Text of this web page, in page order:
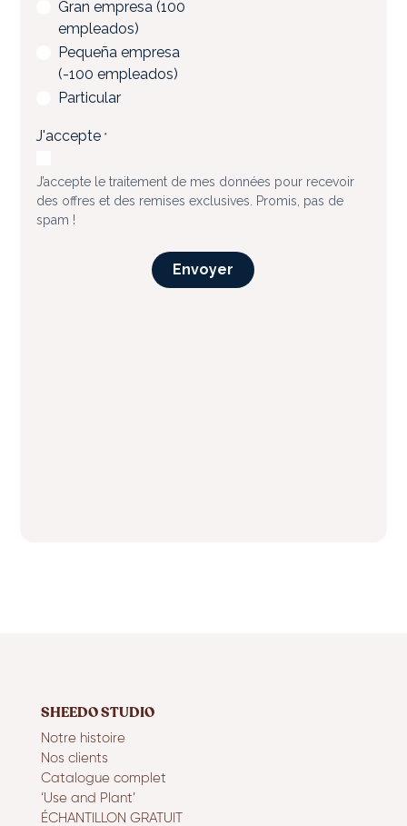
SHEEDO STUDIO
Notre histoire
Nos clients
Catalogue complet
‘Use and Plant’
ÉCHANTILLON GRATUIT